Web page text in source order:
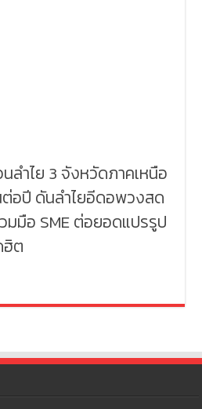
ลำไย 3 จังหวัดภาคเหนือ
อปี ดันลำไยอีดอพวงสด
มือ SME ต่อยอดแปรรูป
ต